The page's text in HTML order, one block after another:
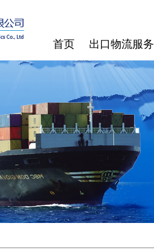
首页 出口物流服务